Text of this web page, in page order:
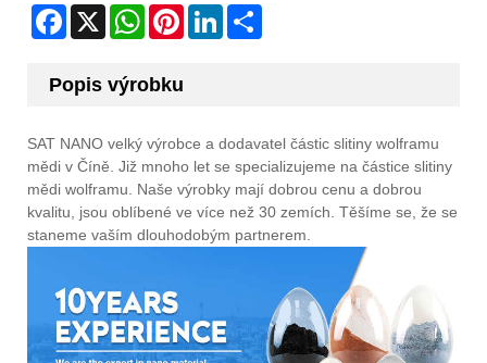
Facebook
X WhatsAppPinterestLinkedIn
Popis výrobku
SAT NANO velký výrobce a dodavatel částic slitiny wolframu
mědi v Číně. Již mnoho let se specializujeme na částice slitiny
mědi wolframu. Naše výrobky mají dobrou cenu a dobrou
kvalitu, jsou oblíbené ve více než 30 zemích. Těšíme se, že se
staneme vaším dlouhodobým partnerem.